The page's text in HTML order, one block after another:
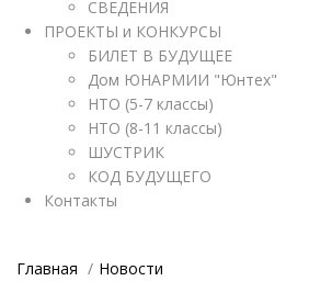
СВЕДЕНИЯ
ПРОЕКТЫ и КОНКУРСЫ
БИЛЕТ В БУДУЩЕЕ
Дом ЮНАРМИИ "Юнтех"
НТО (5-7 классы)
НТО (8-11 классы)
ШУСТРИК
КОД БУДУЩЕГО
Контакты
Главная
Новости